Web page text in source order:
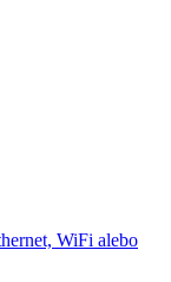
WiFi alebo